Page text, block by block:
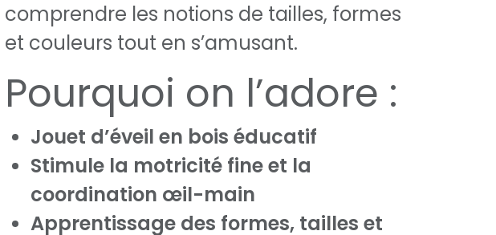
comprendre les notions de tailles, formes
et couleurs tout en s’amusant.
Pourquoi on l’adore :
Jouet d’éveil en bois éducatif
Stimule la motricité fine et la
coordination œil-main
Apprentissage des formes, tailles et